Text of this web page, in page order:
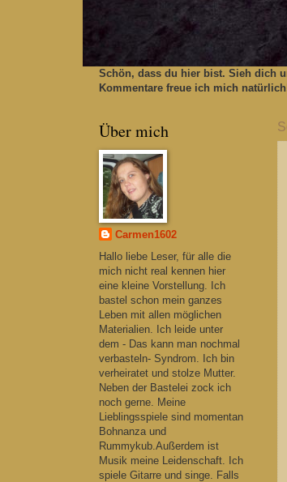
Schön, dass du hier bist. Sieh dich
Kommentare freue ich mich
Über mich
Carmen1602
Hallo liebe Leser, für alle die
mich nicht real kennen hier
eine kleine Vorstellung. Ich
bastel schon mein ganzes
Leben mit allen möglichen
Materialien. Ich leide unter
dem - Das kann man nochmal
verbasteln- Syndrom. Ich bin
verheiratet und stolze Mutter.
Neben der Bastelei zock ich
noch gerne. Meine
Lieblingsspiele sind momentan
Bohnanza und
Rummykub.Außerdem ist
Musik meine Leidenschaft. Ich
spiele Gitarre und singe. Falls